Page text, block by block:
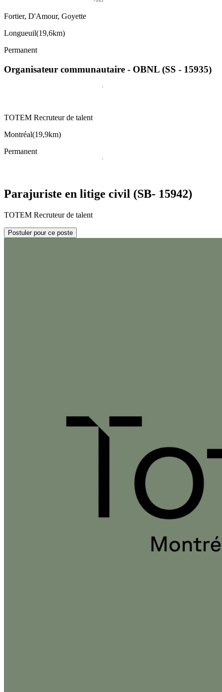
Fortier, D'Amour, Goyette
Longueuil(19,6km)
Permanent
Organisateur communautaire - OBNL (SS - 15935)
TOTEM Recruteur de talent
Montréal(19,9km)
Permanent
Parajuriste en litige civil (SB- 15942)
TOTEM Recruteur de talent
Postuler pour ce poste